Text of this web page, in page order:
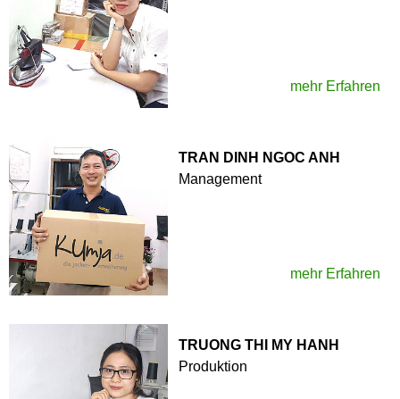
mehr Erfahren
TRAN DINH NGOC ANH
Management
mehr Erfahren
TRUONG THI MY HANH
Produktion